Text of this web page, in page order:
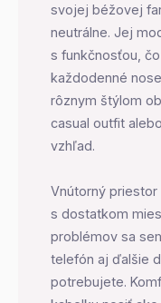
svojej béžovej
neutrálne. Jej
s funkčnosťou,
každodenné
rôznym štýlom
casual outfit
vzhľad.
Vnútorný
s dostatkom
problémov sa
telefón aj ďalšie
potrebujete.